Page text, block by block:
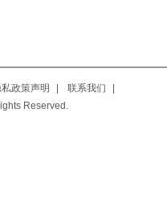
私政策声明 联系我们
Reserved.